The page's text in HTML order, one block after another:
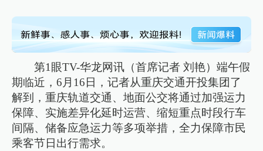
第1眼TV-华龙网讯（首席记者 刘艳）端午假
期临近，6月16日，记者从重庆交通开投集团了
解到，重庆轨道交通、地面公交将通过加强运力
保障、实施差异化延时运营、缩短重点时段行车
间隔、储备应急运力等多项举措，全力保障市民
乘客节日出行需求。